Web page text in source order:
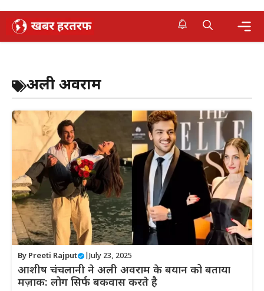
Skip
अली अवराम
By Preeti Rajput July 23, 2025
आशीष चंचलानी ने अली अवराम के बयान को बताया
मज़ाक: लोग सिर्फ बकवास करते है